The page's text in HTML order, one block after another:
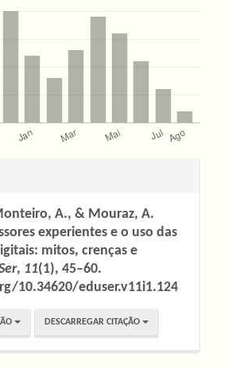
A., & Mouraz, A.
experientes e o uso das
mitos, crenças e
, 11(1), 45–60.
10.34620/eduser.v11i1.124
DESCARREGAR CITAÇÃO